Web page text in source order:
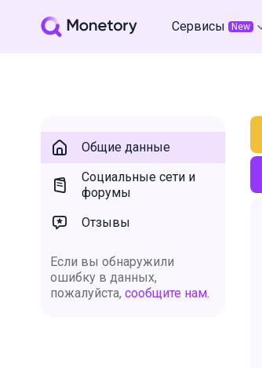
Сервисы New
Общие данные
Социальные сети и
форумы
Отзывы
Если вы обнаружили
ошибку в данных,
пожалуйста, сообщите нам.